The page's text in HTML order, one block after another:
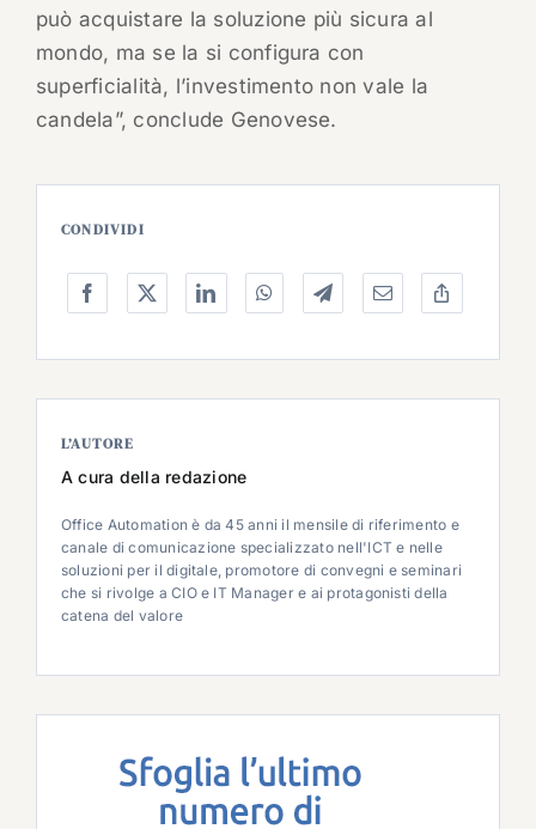
può acquistare la soluzione più sicura al
mondo, ma se la si configura con
superficialità, l’investimento non vale la
candela”, conclude Genovese.
CONDIVIDI
L’AUTORE
A cura della redazione
Office Automation è da 45 anni il mensile di riferimento e
canale di comunicazione specializzato nell'ICT e nelle
soluzioni per il digitale, promotore di convegni e seminari
che si rivolge a CIO e IT Manager e ai protagonisti della
catena del valore